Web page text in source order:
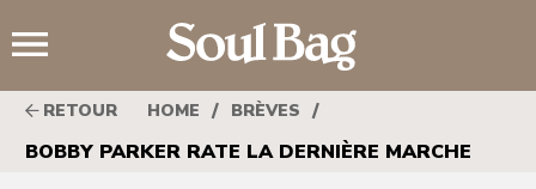
RETOUR HOME / BRÈVES /
BOBBY PARKER RATE LA DERNIÈRE MARCHE